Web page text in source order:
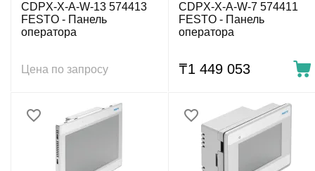
CDPX-X-A-W-13 574413
FESTO - Панель
оператора
Цена по запросу
CDPX-X-A-W-7 574411
FESTO - Панель
оператора
₸1 449 053